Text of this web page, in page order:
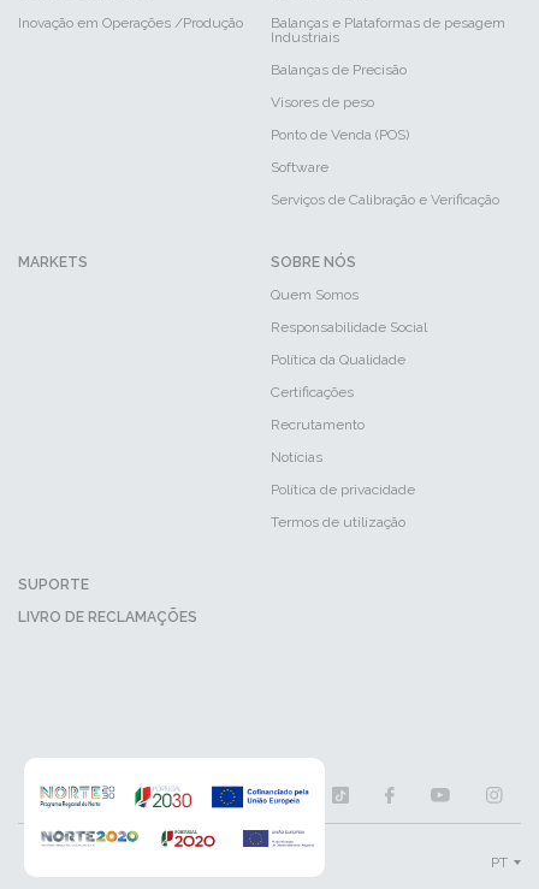
Inovação em Operações /Produção
Balanças e Plataformas de pesagem
Industriais
Balanças de Precisão
Visores de peso
Ponto de Venda (POS)
Software
Serviços de Calibração e Verificação
MARKETS
SOBRE NÓS
Quem Somos
Responsabilidade Social
Política da Qualidade
Certificações
Recrutamento
Notícias
Política de privacidade
Termos de utilização
SUPORTE
LIVRO DE RECLAMAÇÕES
PT